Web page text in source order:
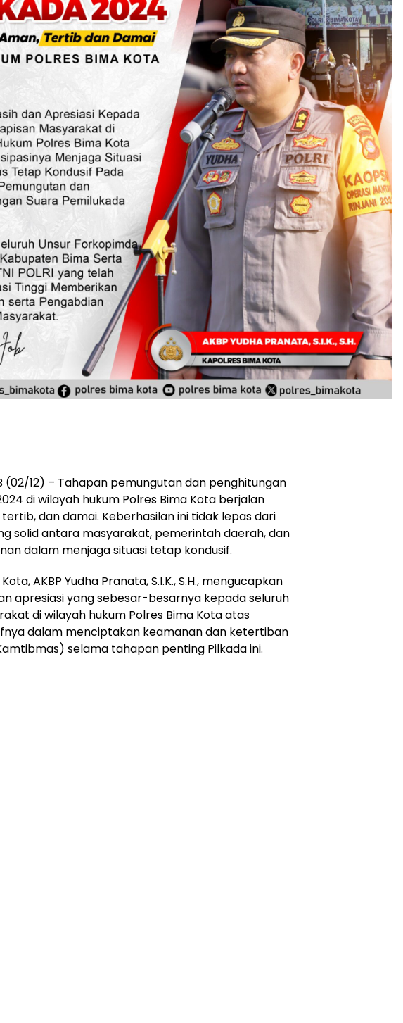
(02/12) – Tahapan pemungutan dan penghitungan
di wilayah hukum Polres Bima Kota berjalan
dan damai. Keberhasilan ini tidak lepas dari
solid antara masyarakat, pemerintah daerah, dan
dalam menjaga situasi tetap kondusif.
AKBP Yudha Pranata, S.I.K., S.H., mengucapkan
apresiasi yang sebesar-besarnya kepada seluruh
di wilayah hukum Polres Bima Kota atas
dalam menciptakan keamanan dan ketertiban
selama tahapan penting Pilkada ini.